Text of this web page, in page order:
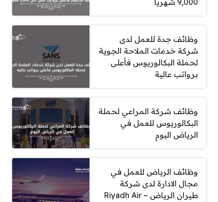
وظائف جدة للعمل لدى
شركة خدمات الملاحة الجوية
لحملة البكالوريوس فأعلى
برواتب عالية
وظائف شركة المراعي لحملة
البكالوريوس للعمل في
الرياض اليوم
وظائف الرياض للعمل في
مجال الادارة لدى شركة
طيران الرياض – Riyadh Air